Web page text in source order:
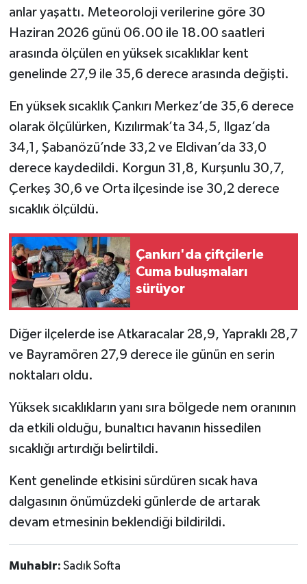
anlar yaşattı. Meteoroloji verilerine göre 30
Haziran 2026 günü 06.00 ile 18.00 saatleri
arasında ölçülen en yüksek sıcaklıklar kent
genelinde 27,9 ile 35,6 derece arasında değişti.
En yüksek sıcaklık Çankırı Merkez’de 35,6 derece
olarak ölçülürken, Kızılırmak’ta 34,5, Ilgaz’da
34,1, Şabanözü’nde 33,2 ve Eldivan’da 33,0
derece kaydedildi. Korgun 31,8, Kurşunlu 30,7,
Çerkeş 30,6 ve Orta ilçesinde ise 30,2 derece
sıcaklık ölçüldü.
Çankırı'da çiftçilerle
Cuma buluşmaları
sürüyor
Diğer ilçelerde ise Atkaracalar 28,9, Yapraklı 28,7
ve Bayramören 27,9 derece ile günün en serin
noktaları oldu.
Yüksek sıcaklıkların yanı sıra bölgede nem oranının
da etkili olduğu, bunaltıcı havanın hissedilen
sıcaklığı artırdığı belirtildi.
Kent genelinde etkisini sürdüren sıcak hava
dalgasının önümüzdeki günlerde de artarak
devam etmesinin beklendiği bildirildi.
Muhabir: Sadık Softa
BÖLGE
TÜRKİYE